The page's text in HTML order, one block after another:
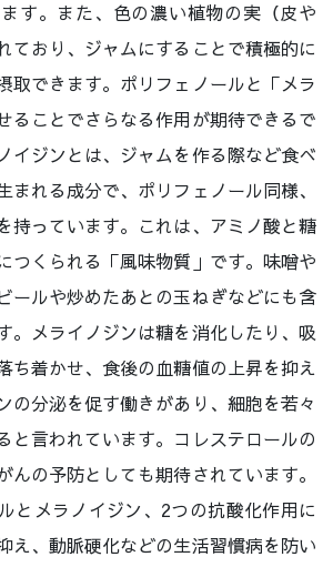
す。また、色の濃い植物の実（皮や
ており、ジャムにすることで積極的に
取できます。ポリフェノールと「メラ
ることでさらなる作用が期待できるで
イジンとは、ジャムを作る際など食べ
まれる成分で、ポリフェノール同様、
持っています。これは、アミノ酸と糖
つくられる「風味物質」です。味噌や
ールや炒めたあとの玉ねぎなどにも含
。メライノジンは糖を消化したり、吸
ち着かせ、食後の血糖値の上昇を抑え
の分泌を促す働きがあり、細胞を若々
と言われています。コレステロールの
んの予防としても期待されています。
とメラノイジン、2つの抗酸化作用に
え、動脈硬化などの生活習慣病を防い